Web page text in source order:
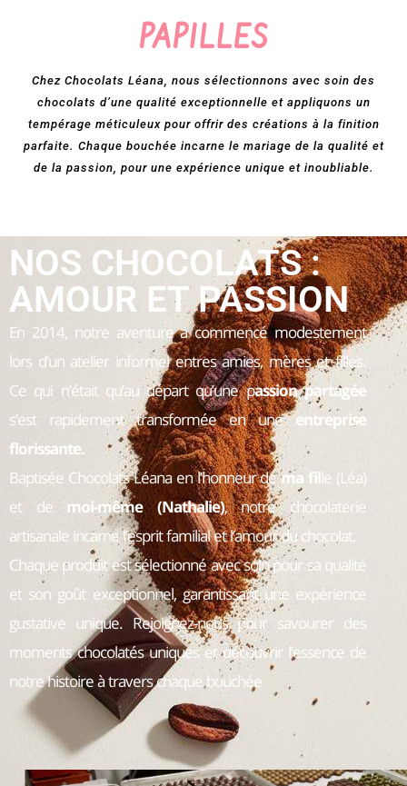
PAPILLES
Chez Chocolats Léana, nous sélectionnons avec soin des
chocolats d’une qualité exceptionnelle et appliquons un
tempérage méticuleux pour offrir des créations à la finition
parfaite. Chaque bouchée incarne le mariage de la qualité et
de la passion, pour une expérience unique et inoubliable.
NOS CHOCOLATS :
AMOUR ET PASSION
En 2014, notre aventure a commencé modestement
lors d’un atelier informel entres amies, mères et filles.
Ce qui n’était qu’au départ qu’une passion partagée
s’est rapidement transformée en uneentreprise
florissante.
Baptisée Chocolats Léana en l’honneur dema fille (Léa)
et de moi-même (Nathalie), notre chocolaterie
artisanale incarne l’esprit familial et l’amour du chocolat.
Chaque produit est sélectionné avec soin pour sa qualité
et son goût exceptionnel, garantissant une expérience
gustative unique. Rejoignez-nous pour savourer des
moments chocolatés uniques et découvrir l’essence de
notre histoire à travers chaque bouchée